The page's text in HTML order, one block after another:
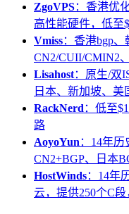
ZgoVPS：香港优
高性能硬件，低至
Vmiss：香港bgp
CN2/CUII/CMIN2
Lisahost：原生/双
日本、新加坡、美
RackNerd ：低至
路
AoyoYun ：14年
CN2+BGP、日本
HostWinds：14年
云，提供250个C